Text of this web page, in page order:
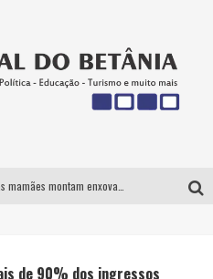
de 90% dos ingressos